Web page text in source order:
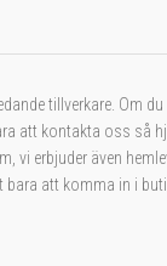
tillverkare. Om
att kontakta oss så
vi erbjuder även
bara att komma in i